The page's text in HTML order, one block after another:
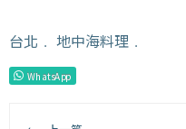
台北 ﹒ 地中海料理 ﹒
WhatsApp